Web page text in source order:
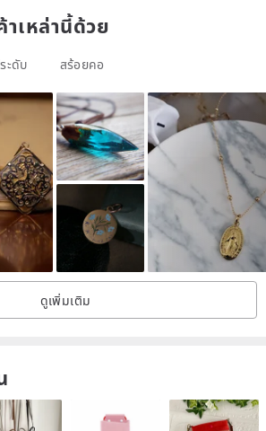
with the international size). Friends
not receive earrings.
be sure to measure the size of your
the ring cannot be returned if it is not
handmade/mechanism (the style is shipped
days
please pay close attention to the
so that we can communicate with you about
packaging
เหล่านี้ด้วย
ะดับ สร้อยคอ
ดูเพิ่มเติม